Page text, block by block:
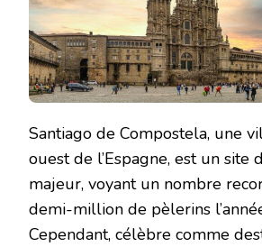
Santiago de Compostela, une
ouest de l’Espagne, est un site
majeur, voyant un nombre
demi-million de pèlerins
Cependant, célèbre comme